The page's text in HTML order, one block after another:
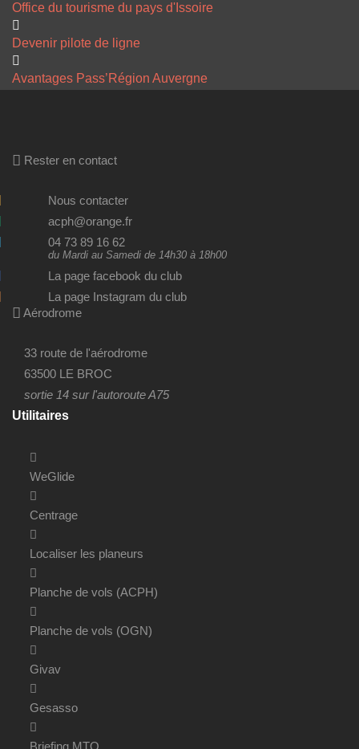
Office du tourisme du pays d'Issoire
Devenir pilote de ligne
Avantages Pass’Région Auvergne
Rester en contact
Nous contacter
acph@orange.fr
04 73 89 16 62
du Mardi au Samedi de 14h30 à 18h00
La page facebook du club
La page Instagram du club
Aérodrome
33 route de l'aérodrome
63500 LE BROC
sortie 14 sur l'autoroute A75
Utilitaires
WeGlide
Centrage
Localiser les planeurs
Planche de vols (ACPH)
Planche de vols (OGN)
Givav
Gesasso
Briefing MTO